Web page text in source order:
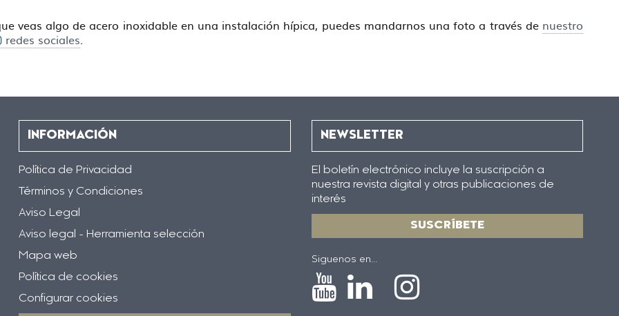
veas algo de acero inoxidable en una instalación hípica, puedes mandarnos una foto a través de nuestro
redes sociales.
INFORMACIÓN
Política de Privacidad
Términos y Condiciones
Aviso Legal
Aviso legal - Herramienta selección
Mapa web
Política de cookies
Configurar cookies
NEWSLETTER
El boletín electrónico incluye la suscripción a
nuestra revista digital y otras publicaciones de
interés
SUSCRÍBETE
Siguenos en...
Icono
Icono
IconoIcono